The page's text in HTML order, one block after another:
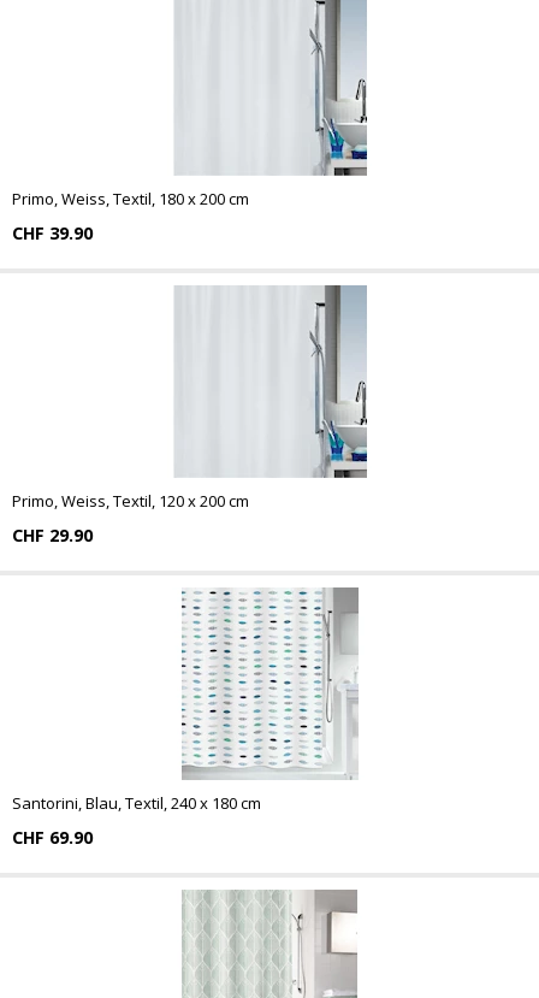
Primo, Weiss, Textil, 180 x 200 cm
CHF 39.90
Primo, Weiss, Textil, 120 x 200 cm
CHF 29.90
Santorini, Blau, Textil, 240 x 180 cm
CHF 69.90